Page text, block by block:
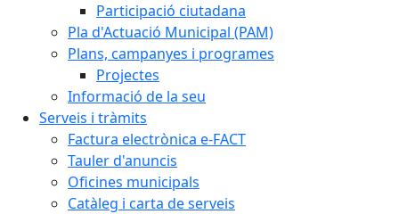
Participació ciutadana
Pla d'Actuació Municipal (PAM)
Plans, campanyes i programes
Projectes
Informació de la seu
Serveis i tràmits
Factura electrònica e-FACT
Tauler d'anuncis
Oficines municipals
Catàleg i carta de serveis